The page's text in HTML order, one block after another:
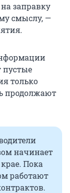
заправку
смыслу, —
пустые
только
продолжают
начинает
Пока
работают